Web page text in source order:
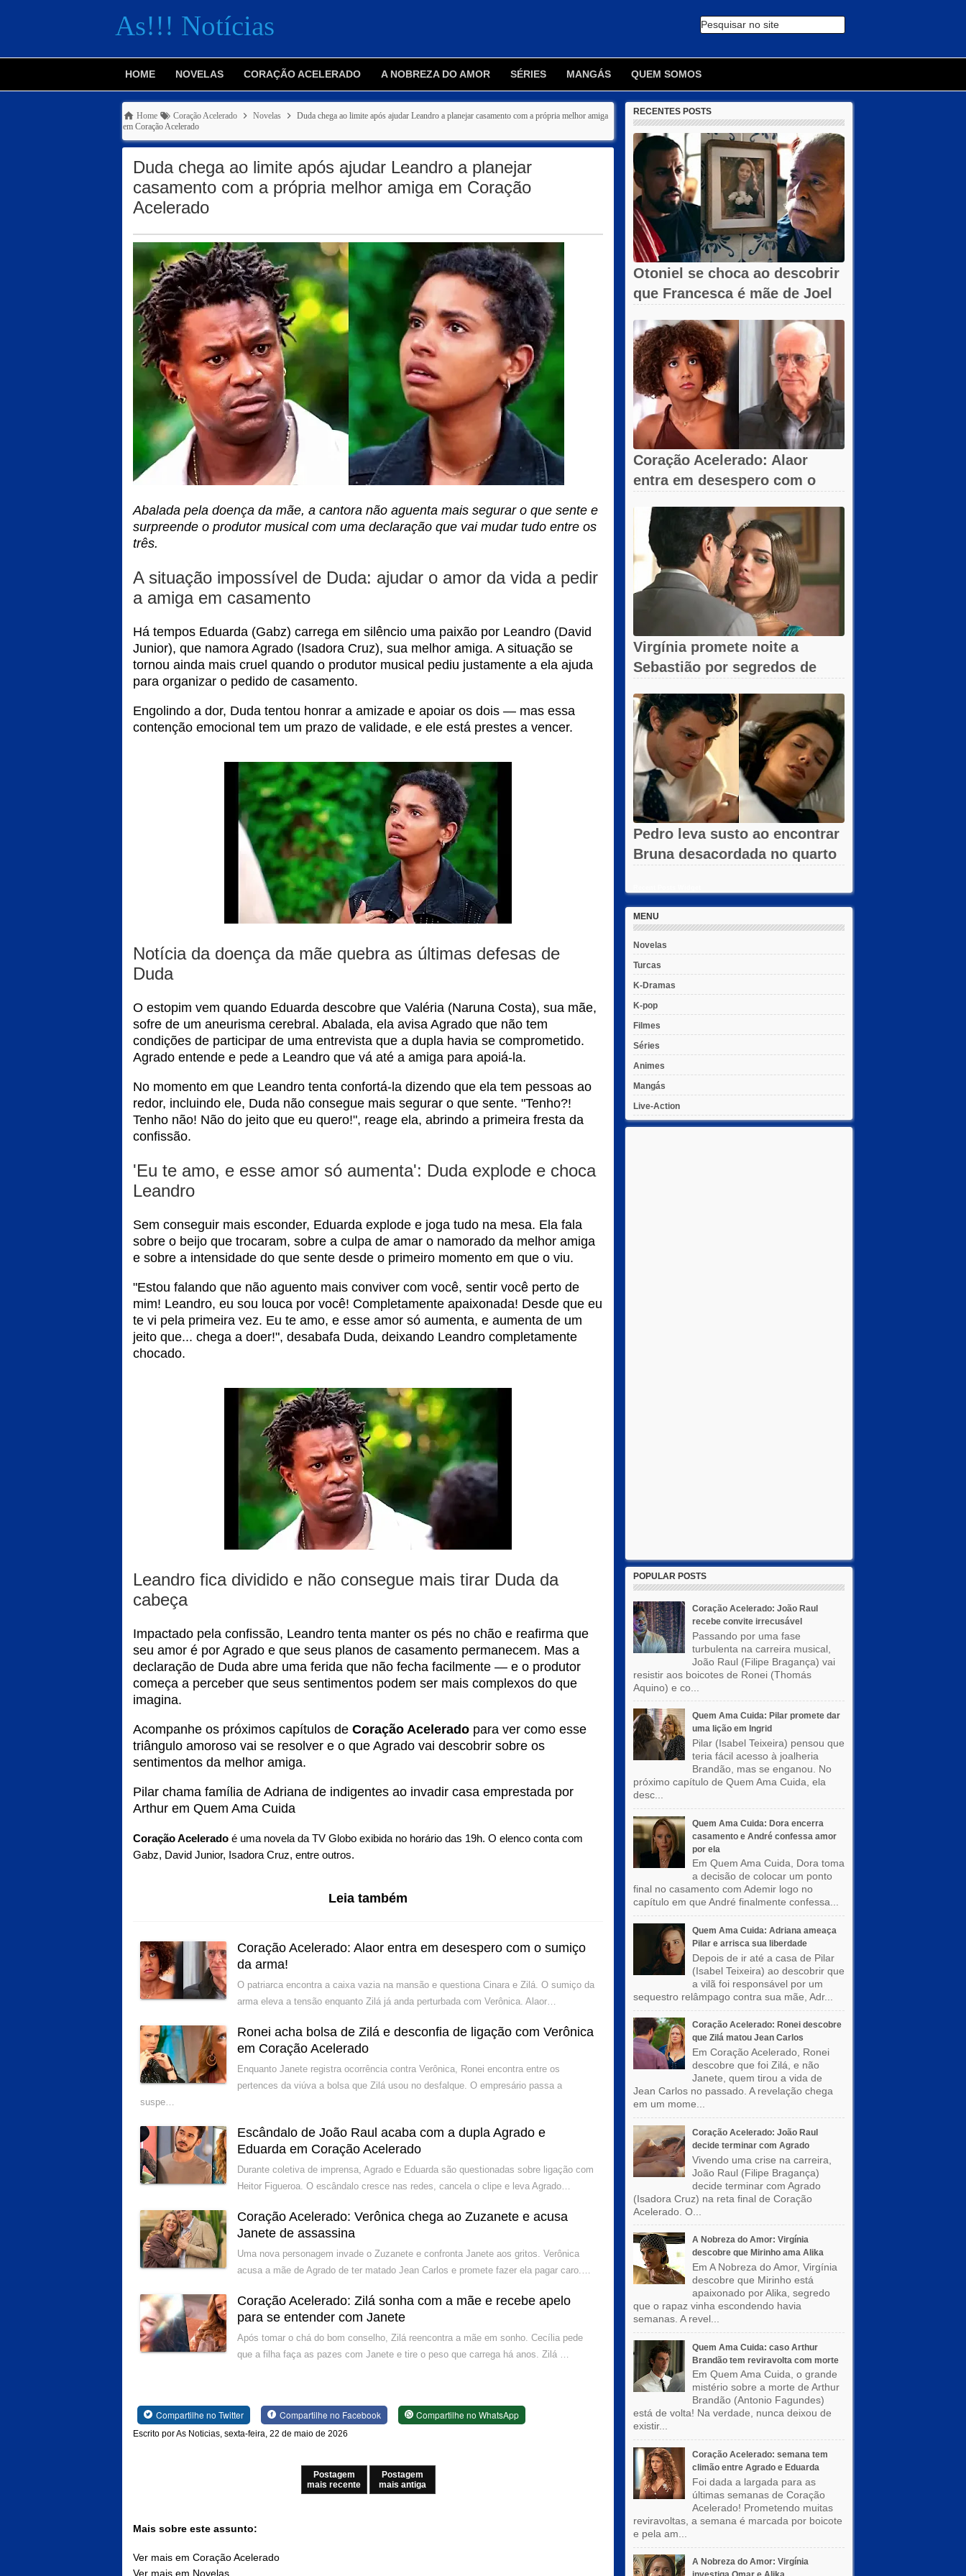
As!!! Notícias Pesquisar no site
HOME NOVELAS CORAÇÃO ACELERADO A NOBREZA DO AMOR SÉRIES MANGÁS QUEM SOMOS
Home Coração Acelerado Novelas
Duda chega ao limite após ajudar Leandro a planejar casamento com a própria melhor amiga
em Coração Acelerado
Duda chega ao limite após ajudar Leandro a planejar
casamento com a própria melhor amiga em Coração
Acelerado
Abalada pela doença da mãe, a cantora não aguenta mais segurar o que sente e
surpreende o produtor musical com uma declaração que vai mudar tudo entre os
três.
A situação impossível de Duda: ajudar o amor da vida a pedir
a amiga em casamento
Há tempos Eduarda (Gabz) carrega em silêncio uma paixão por Leandro (David
Junior), que namora Agrado (Isadora Cruz), sua melhor amiga. A situação se
tornou ainda mais cruel quando o produtor musical pediu justamente a ela ajuda
para organizar o pedido de casamento.
Engolindo a dor, Duda tentou honrar a amizade e apoiar os dois — mas essa
contenção emocional tem um prazo de validade, e ele está prestes a vencer.
Notícia da doença da mãe quebra as últimas defesas de
Duda
O estopim vem quando Eduarda descobre que Valéria (Naruna Costa), sua mãe,
sofre de um aneurisma cerebral. Abalada, ela avisa Agrado que não tem
condições de participar de uma entrevista que a dupla havia se comprometido.
Agrado entende e pede a Leandro que vá até a amiga para apoiá-la.
No momento em que Leandro tenta confortá-la dizendo que ela tem pessoas ao
redor, incluindo ele, Duda não consegue mais segurar o que sente. "Tenho?!
Tenho não! Não do jeito que eu quero!", reage ela, abrindo a primeira fresta da
confissão.
'Eu te amo, e esse amor só aumenta': Duda explode e choca
Leandro
Sem conseguir mais esconder, Eduarda explode e joga tudo na mesa. Ela fala
sobre o beijo que trocaram, sobre a culpa de amar o namorado da melhor amiga
e sobre a intensidade do que sente desde o primeiro momento em que o viu.
"Estou falando que não aguento mais conviver com você, sentir você perto de
mim! Leandro, eu sou louca por você! Completamente apaixonada! Desde que eu
te vi pela primeira vez. Eu te amo, e esse amor só aumenta, e aumenta de um
jeito que... chega a doer!", desabafa Duda, deixando Leandro completamente
chocado.
Leandro fica dividido e não consegue mais tirar Duda da
cabeça
Impactado pela confissão, Leandro tenta manter os pés no chão e reafirma que
seu amor é por Agrado e que seus planos de casamento permanecem. Mas a
declaração de Duda abre uma ferida que não fecha facilmente — e o produtor
começa a perceber que seus sentimentos podem ser mais complexos do que
imagina.
Acompanhe os próximos capítulos de Coração Acelerado para ver como esse
triângulo amoroso vai se resolver e o que Agrado vai descobrir sobre os
sentimentos da melhor amiga.
Pilar chama família de Adriana de indigentes ao invadir casa emprestada por
Arthur em Quem Ama Cuida
Coração Acelerado é uma novela da TV Globo exibida no horário das 19h. O elenco conta com
Gabz, David Junior, Isadora Cruz, entre outros.
Leia também
Coração Acelerado: Alaor entra em desespero com o sumiço
da arma!
O patriarca encontra a caixa vazia na mansão e questiona Cinara e Zilá. O sumiço da
arma eleva a tensão enquanto Zilá já anda perturbada com Verônica. Alaor…
Ronei acha bolsa de Zilá e desconfia de ligação com Verônica
em Coração Acelerado
Enquanto Janete registra ocorrência contra Verônica, Ronei encontra entre os
pertences da viúva a bolsa que Zilá usou no desfalque. O empresário passa a
suspe…
Escândalo de João Raul acaba com a dupla Agrado e
Eduarda em Coração Acelerado
Durante coletiva de imprensa, Agrado e Eduarda são questionadas sobre ligação com
Heitor Figueroa. O escândalo cresce nas redes, cancela o clipe e leva Agrado…
Coração Acelerado: Verônica chega ao Zuzanete e acusa
Janete de assassina
Uma nova personagem invade o Zuzanete e confronta Janete aos gritos. Verônica
acusa a mãe de Agrado de ter matado Jean Carlos e promete fazer ela pagar caro.…
Coração Acelerado: Zilá sonha com a mãe e recebe apelo
para se entender com Janete
Após tomar o chá do bom conselho, Zilá reencontra a mãe em sonho. Cecília pede
que a filha faça as pazes com Janete e tire o peso que carrega há anos. Zilá …
Compartilhe no Twitter Compartilhe no Facebook Compartilhe no WhatsApp
Escrito por As Noticias, sexta-feira, 22 de maio de 2026
Postagem
mais recente
Postagem
mais antiga
Mais sobre este assunto:
Ver mais em Coração Acelerado
Ver mais em Novelas
RECENTES POSTS
Otoniel se choca ao descobrir
que Francesca é mãe de Joel
Coração Acelerado: Alaor
entra em desespero com o
Virgínia promete noite a
Sebastião por segredos de
Pedro leva susto ao encontrar
Bruna desacordada no quarto
MENU
Novelas
Turcas
K-Dramas
K-pop
Filmes
Séries
Animes
Mangás
Live-Action
POPULAR POSTS
Coração Acelerado: João Raul
recebe convite irrecusável
Passando por uma fase
turbulenta na carreira musical,
João Raul (Filipe Bragança) vai
resistir aos boicotes de Ronei (Thomás
Aquino) e co...
Quem Ama Cuida: Pilar promete dar
uma lição em Ingrid
Pilar (Isabel Teixeira) pensou que
teria fácil acesso à joalheria
Brandão, mas se enganou. No
próximo capítulo de Quem Ama Cuida, ela
desc...
Quem Ama Cuida: Dora encerra
casamento e André confessa amor
por ela
Em Quem Ama Cuida, Dora toma
a decisão de colocar um ponto
final no casamento com Ademir logo no
capítulo em que André finalmente confessa...
Quem Ama Cuida: Adriana ameaça
Pilar e arrisca sua liberdade
Depois de ir até a casa de Pilar
(Isabel Teixeira) ao descobrir que
a vilã foi responsável por um
sequestro relâmpago contra sua mãe, Adr...
Coração Acelerado: Ronei descobre
que Zilá matou Jean Carlos
Em Coração Acelerado, Ronei
descobre que foi Zilá, e não
Janete, quem tirou a vida de
Jean Carlos no passado. A revelação chega
em um mome...
Coração Acelerado: João Raul
decide terminar com Agrado
Vivendo uma crise na carreira,
João Raul (Filipe Bragança)
decide terminar com Agrado
(Isadora Cruz) na reta final de Coração
Acelerado. O...
A Nobreza do Amor: Virgínia
descobre que Mirinho ama Alika
Em A Nobreza do Amor, Virgínia
descobre que Mirinho está
apaixonado por Alika, segredo
que o rapaz vinha escondendo havia
semanas. A revel...
Quem Ama Cuida: caso Arthur
Brandão tem reviravolta com morte
Em Quem Ama Cuida, o grande
mistério sobre a morte de Arthur
Brandão (Antonio Fagundes)
está de volta! Na verdade, nunca deixou de
existir...
Coração Acelerado: semana tem
climão entre Agrado e Eduarda
Foi dada a largada para as
últimas semanas de Coração
Acelerado! Prometendo muitas
reviravoltas, a semana é marcada por boicote
e pela am...
A Nobreza do Amor: Virgínia